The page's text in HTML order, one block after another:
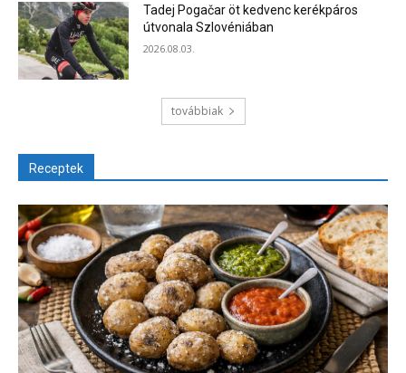
Tadej Pogačar öt kedvenc kerékpáros
útvonala Szlovéniában
2026.08.03.
továbbiak
Receptek